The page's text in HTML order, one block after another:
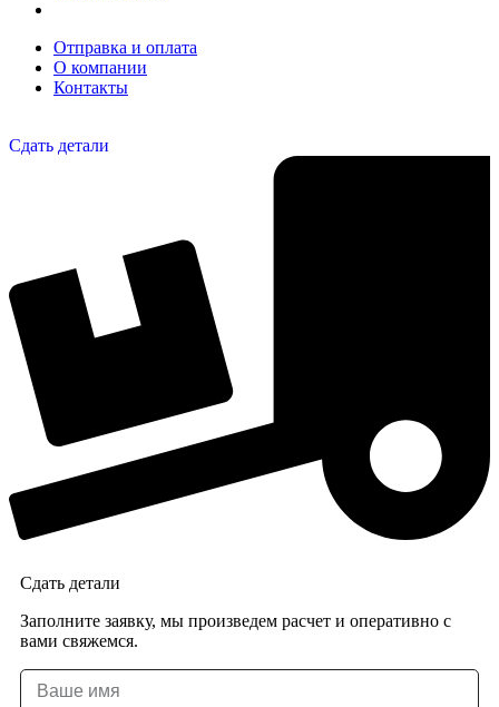
Отправка и оплата
О компании
Контакты
Сдать детали
Сдать детали
Заполните заявку, мы произведем расчет и оперативно с
вами свяжемся.